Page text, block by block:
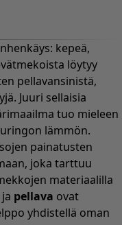
kepeä,
löytyy
pellavansinistä,
Juuri sellaisia
tuo mieleen
lämmön.
painatusten
joka tarttuu
materiaalilla
ja pellava ovat
yhdistellä oman